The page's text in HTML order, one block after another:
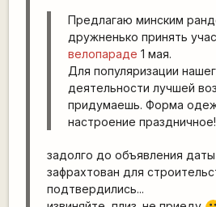
Предлагаю минским
дружненько принять
велопараде 1 мая.
Для популяризации
деятельности лучшей
придумаешь. Форма
настроение праздничное!
задолго до объявления
зафрахтован для
подтвердились...